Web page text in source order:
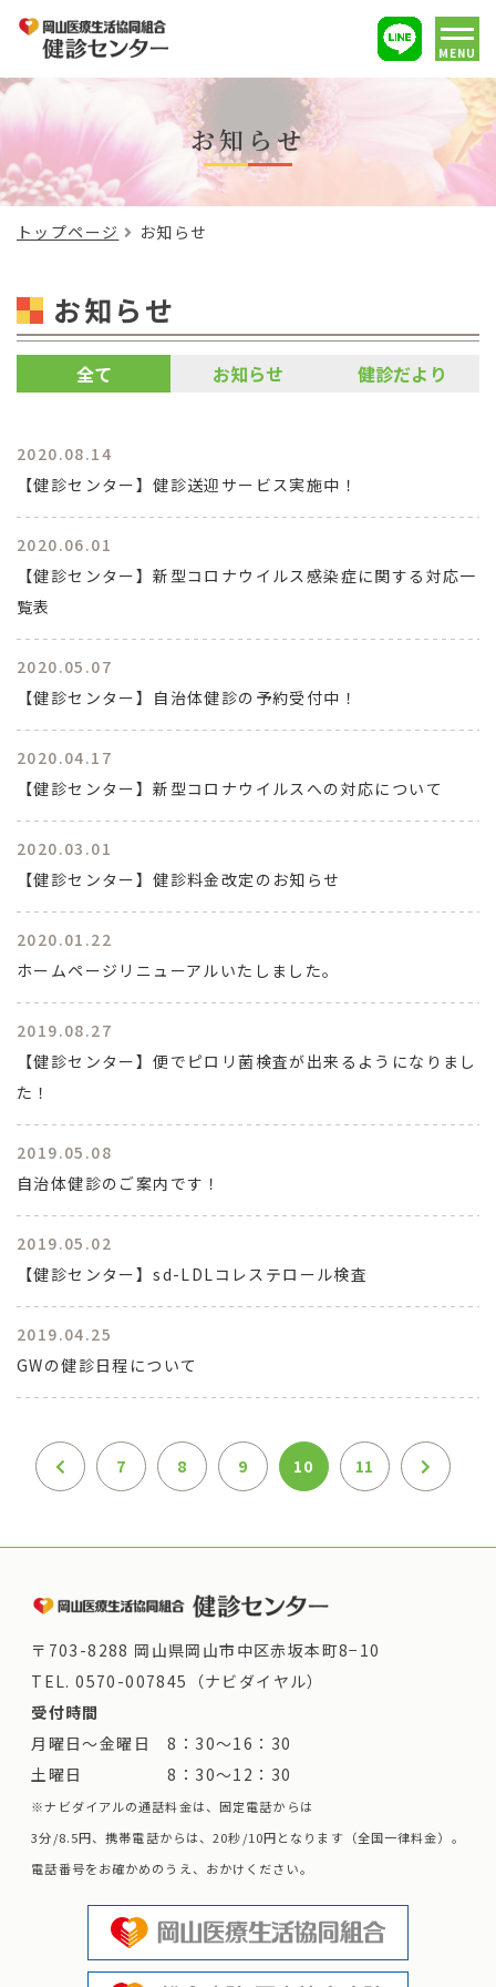
MENU
お知らせ
トップページ お知らせ
お知らせ
全て お知らせ 健診だより
2020.08.14
【健診センター】健診送迎サービス実施中！
2020.06.01
【健診センター】新型コロナウイルス感染症に関する対応一
覧表
2020.05.07
【健診センター】自治体健診の予約受付中！
2020.04.17
【健診センター】新型コロナウイルスへの対応について
2020.03.01
【健診センター】健診料金改定のお知らせ
2020.01.22
ホームページリニューアルいたしました。
2019.08.27
【健診センター】便でピロリ菌検査が出来るようになりまし
た！
2019.05.08
自治体健診のご案内です！
2019.05.02
【健診センター】sd-LDLコレステロール検査
2019.04.25
GWの健診日程について
7 8 9 10 11
〒703-8288 岡山県岡山市中区赤坂本町8−10
TEL.0570-007845（ナビダイヤル）
受付時間
月曜日～金曜日 8：30～16：30
土曜日 8：30～12：30
※ナビダイアルの通話料金は、固定電話からは
3分/8.5円、携帯電話からは、20秒/10円となります（全国一律料金）。
電話番号をお確かめのうえ、おかけください。